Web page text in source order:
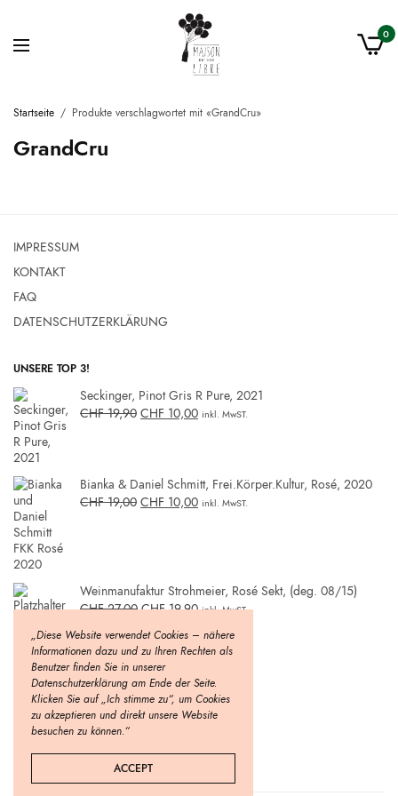
0
Startseite / Produkte verschlagwortet mit «GrandCru»
GrandCru
IMPRESSUM
KONTAKT
FAQ
DATENSCHUTZERKLÄRUNG
UNSERE TOP 3!
Seckinger, Pinot Gris R Pure, 2021
CHF19,90 CHF 10,00 inkl. MwST.
Bianka & Daniel Schmitt, Frei.Körper.Kultur, Rosé, 2020
CHF19,00 CHF 10,00 inkl. MwST.
Weinmanufaktur Strohmeier, Rosé Sekt, (deg. 08/15)
CHF27,00 CHF19,90 inkl. MwST.
„Diese Website verwendet Cookies – nähere
Informationen dazu und zu Ihren Rechten als
Benutzer finden Sie in unserer
Datenschutzerklärung am Ende der Seite.
Klicken Sie auf „Ich stimme zu“, um Cookies
zu akzeptieren und direkt unsere Website
besuchen zu können.“
ACCEPT